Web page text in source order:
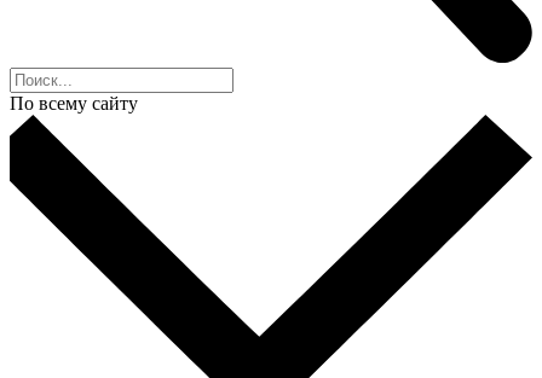
По всему сайту